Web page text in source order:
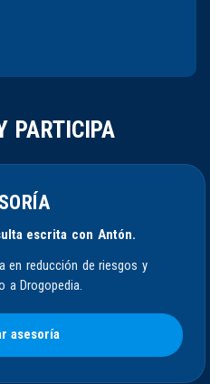
PARTICIPA
escrita con Antón.
en reducción de riesgos y
a Drogopedia.
asesoría